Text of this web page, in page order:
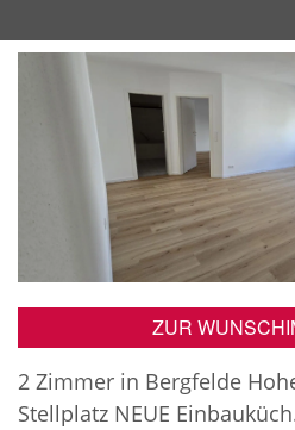
ZUR
2 Zimmer in Bergfelde
Stellplatz NEUE